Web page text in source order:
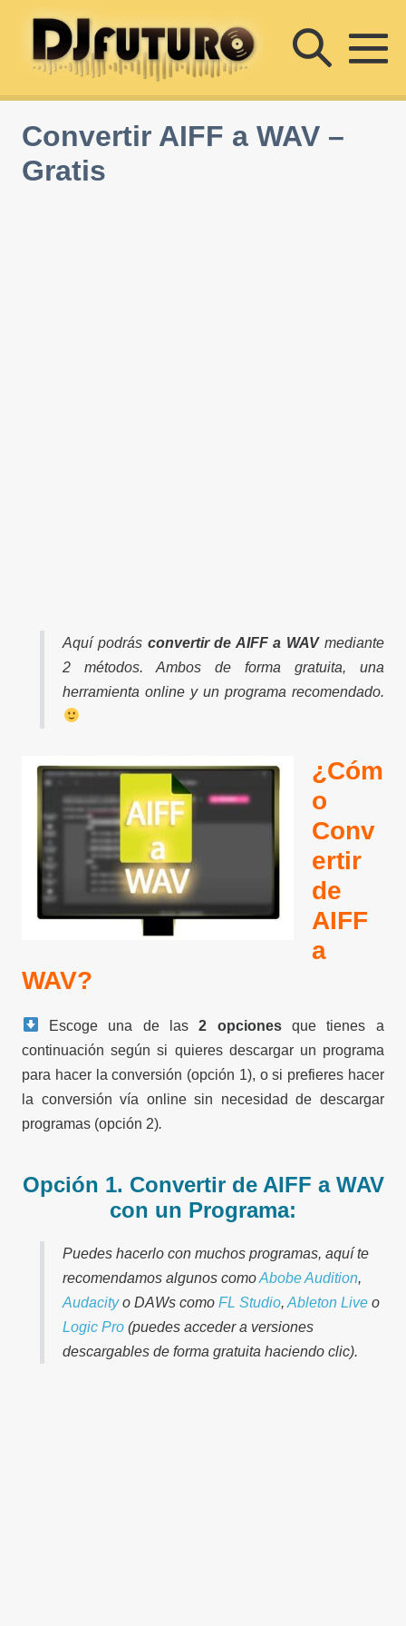
contenido
Convertir AIFF a WAV –
Gratis
Aquí podrás convertir de AIFF a WAVmediante
2 métodos. Ambos de forma gratuita, una
herramienta online y un programa recomendado.
¿Cóm
o
Conv
ertir
de
AIFF
a
WAV?
Escoge una de las2 opcionesque tienes a
continuación según si quieres descargar un programa
para hacer la conversión (opción 1), o si prefieres hacer
la conversión vía online sin necesidad de descargar
programas (opción 2).
Opción 1. Convertir de AIFF a WAV
con un Programa:
Puedes hacerlo con muchos programas, aquí te
recomendamos algunos comoAbobe Audition,
Audacityo DAWs comoFL Studio,Ableton Live o
Logic Pro (puedes acceder a versiones
descargables de forma gratuita haciendo clic).